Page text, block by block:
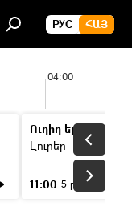
РУС ՀԱՅ
04:00
Ուղիղ եթեր
Լուրեր
11:00 5 ր